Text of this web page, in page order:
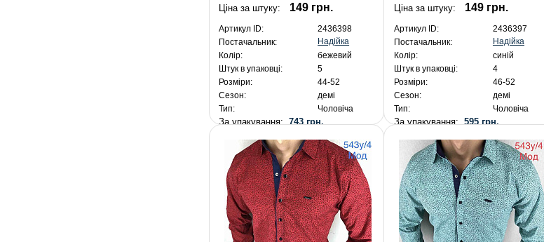
Ціна за штуку: 149 грн.
Артикул ID:
2436398
Постачальник:
Надійка
Колір:
бежевий
Штук в упаковці:
5
Розміри:
44-52
Сезон:
демі
Тип:
Чоловіча
За упакування:743 грн.
Ціна за штуку: 149 грн.
Артикул ID:
2436397
Постачальник:
Надійка
Колір:
синій
Штук в упаковці:
4
Розміри:
46-52
Сезон:
демі
Тип:
Чоловіча
За упакування: 595 грн.